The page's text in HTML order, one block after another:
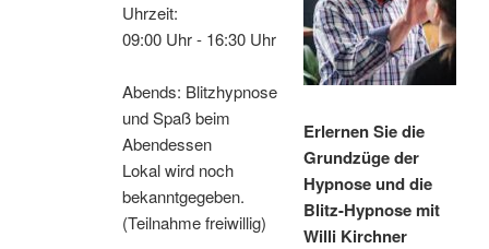
Uhrzeit:
09:00 Uhr - 16:30 Uhr
Abends: Blitzhypnose
und Spaß beim
Abendessen
Lokal wird noch
bekanntgegeben.
(Teilnahme freiwillig)
Erlernen Sie die
Grundzüge der
Hypnose und die
Blitz-Hypnose mit
Willi Kirchner